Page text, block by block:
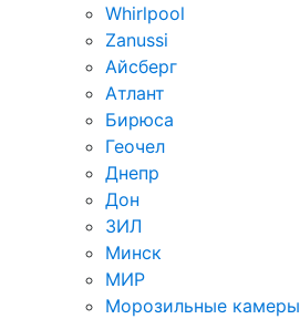
Whirlpool
Zanussi
Айсберг
Атлант
Бирюса
Геочел
Днепр
Дон
ЗИЛ
Минск
МИР
Морозильные камеры